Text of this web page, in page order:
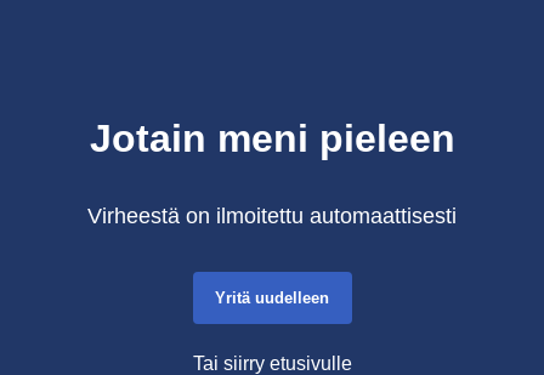
Jotain meni pieleen
Virheestä on ilmoitettu automaattisesti
Yritä uudelleen
Tai siirry etusivulle